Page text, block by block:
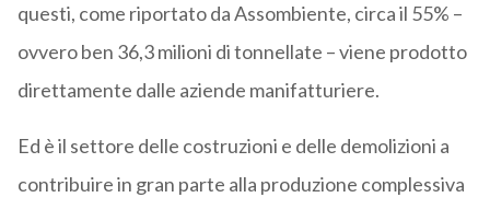
questi, come riportato da Assombiente, circa il 55% –
ovvero ben 36,3 milioni di tonnellate – viene prodotto
direttamente dalle aziende manifatturiere.
Ed è il settore delle costruzioni e delle demolizioni a
contribuire in gran parte alla produzione complessiva